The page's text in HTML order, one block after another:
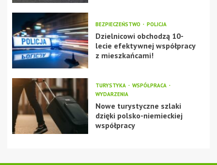
BEZPIECZEŃSTWO POLICJA
Dzielnicowi obchodzą 10-
lecie efektywnej współpracy
z mieszkańcami!
TURYSTYKA
WSPÓŁPRACA
WYDARZENIA
Nowe turystyczne szlaki
dzięki polsko-niemieckiej
współpracy